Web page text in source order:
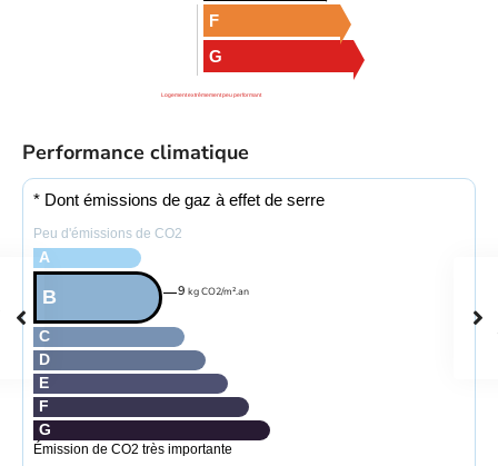
F
G
Logement extrêmement peu performant
Performance climatique
* Dont émissions de gaz à effet de serre
Peu d'émissions de CO2
A
B 9 kg CO2/m².an
C
D
E
F
G
Émission de CO2 très importante